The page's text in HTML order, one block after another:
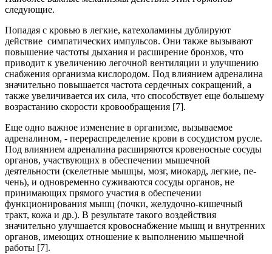
следующие.
Попадая с кровью в легкие, катехоламины дублируют
действие симпатических импульсов. Они также вызывают
повышение частоты дыхания и расширение бронхов, что
приводит к увеличению легочной вентиляции и улучшению
снабжения организма кислородом. Под влиянием адреналина
значительно повышается частота сердечных сокращений, а
также увеличивается их сила, что способствует еще большему
возрастанию скорости кровообращения [7].
Еще одно важное изменение в организме, вызываемое
адреналином, - перераспределение крови в сосудистом русле.
Под влиянием адреналина расширяются кровеносные сосуды
органов, участвующих в обеспечении мышечной
деятельности (скелетные мышцы, мозг, миокард, легкие, пе­
чень), и одновременно суживаются сосуды органов, не
принимающих прямого участия в обеспечении
функционирования мышц (почки, желу­дочно-кишечный
тракт, кожа и др.). В результате такого воздействия
значительно улучшается кровоснабжение мышц и внутренних
органов, имеющих отношение к выполнению мышечной
работы [7].